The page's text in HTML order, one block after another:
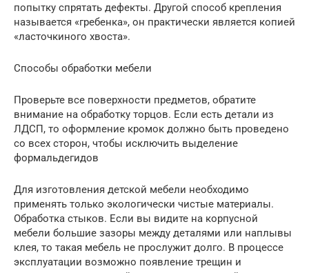
попытку спрятать дефекты. Другой способ крепления
называется «гребенка», он практически является копией
«ласточкиного хвоста».
Способы обработки мебели
Проверьте все поверхности предметов, обратите
внимание на обработку торцов. Если есть детали из
ЛДСП, то оформление кромок должно быть проведено
со всех сторон, чтобы исключить выделение
формальдегидов
Для изготовления детской мебели необходимо
применять только экологически чистые материалы.
Обработка стыков. Если вы видите на корпусной
мебели большие зазоры между деталями или наплывы
клея, то такая мебель не прослужит долго. В процессе
эксплуатации возможно появление трещин и